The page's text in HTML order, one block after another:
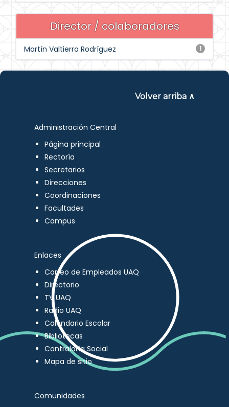
Director / colaboradores
1
Martín Valtierra Rodríguez
Volver arriba ∧
Administración Central
Página principal
Rectoría
Secretarios
Direcciones
Coordinaciones
Facultades
Campus
Enlaces
Correo de Empleados UAQ
Directorio
TV UAQ
Radio UAQ
Calendario Escolar
Bibliotecas
Contraloría Social
Mapa de sitio
Comunidades